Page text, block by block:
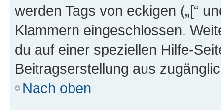
werden Tags von eckigen („[“
Klammern eingeschlossen.
du auf einer speziellen Hilfe-
Beitragserstellung aus
Nach oben